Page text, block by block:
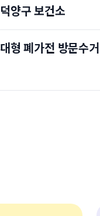
덕양구 보건소
대형 폐가전 방문수거